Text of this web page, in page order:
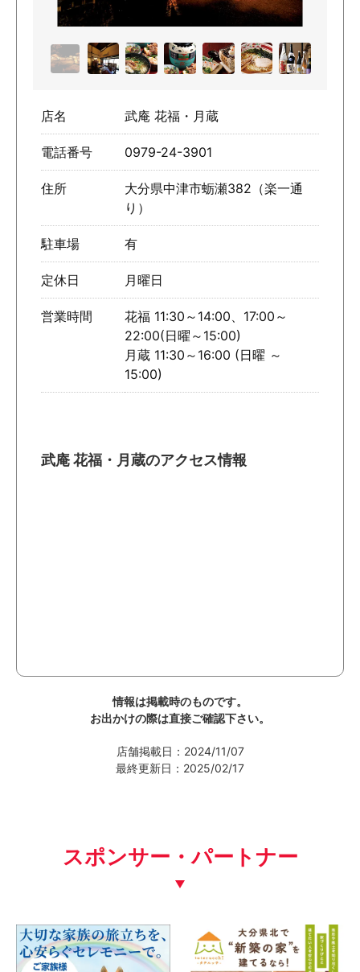
店名 武庵 花福・月蔵
電話番号 0979-24-3901
住所
大分県中津市蛎瀬382（楽一通
り）
駐車場 有
定休日 月曜日
営業時間
花福 11:30～14:00、17:00～
22:00(日曜～15:00)
月蔵 11:30～16:00 (日曜 ～
15:00)
武庵 花福・月蔵のアクセス情報
情報は掲載時のものです。
お出かけの際は直接ご確認下さい。
店舗掲載日：2024/11/07
最終更新日：2025/02/17
スポンサー・パートナー